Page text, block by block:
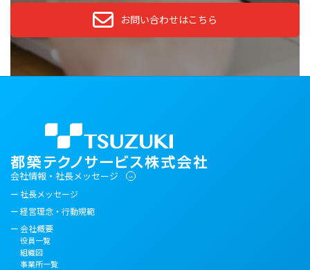
お問い合わせはこちら
会社情報・社長メッセージ
社長メッセージ
経営理念・行動規範
会社概要
役員一覧
組織図
事業所一覧